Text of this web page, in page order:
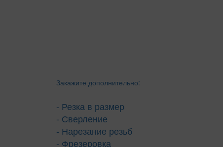
Закажите дополнительно:
- Резка в размер
- Сверление
- Нарезание резьб
- Фрезеровка